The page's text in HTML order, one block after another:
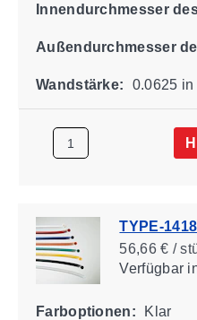
Innendurchmesser
Außendurchmesser
Wandstärke: 0.0625 in
TYPE-
56,66 € /
Verfügbar
Farboptionen: Klar